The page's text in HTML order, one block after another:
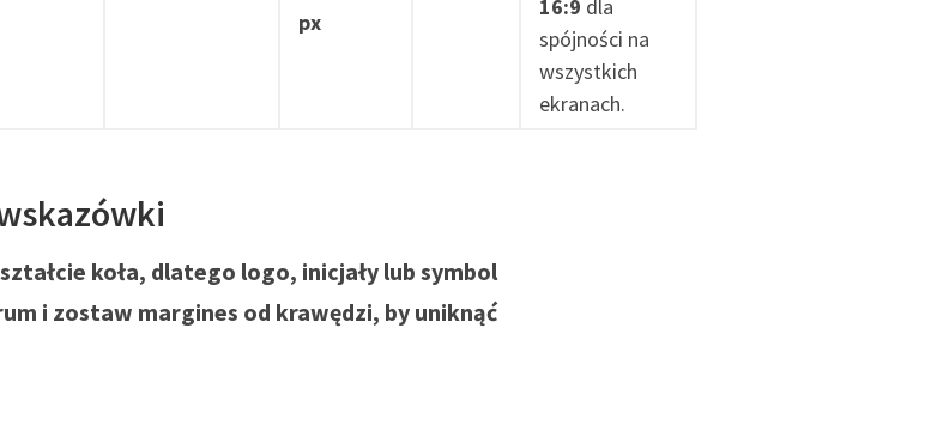
px
16:9 dla
spójności na
wszystkich
ekranach.
koła, dlatego logo, inicjały lub symbol
i zostaw margines od krawędzi, by uniknąć